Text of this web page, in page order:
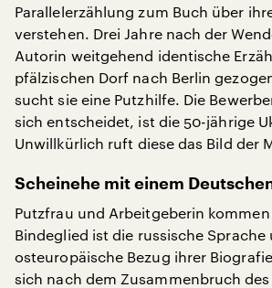
Parallelerzählung zum Buch über
verstehen. Drei Jahre nach der
Autorin weitgehend identische
pfälzischen Dorf nach Berlin
sucht sie eine Putzhilfe. Die
sich entscheidet, ist die 50-jährige
Unwillkürlich ruft diese das Bild der
Scheinehe mit einem
Putzfrau und Arbeitgeberin
Bindeglied ist die russische Sprache
osteuropäische Bezug ihrer
sich nach dem Zusammenbruch